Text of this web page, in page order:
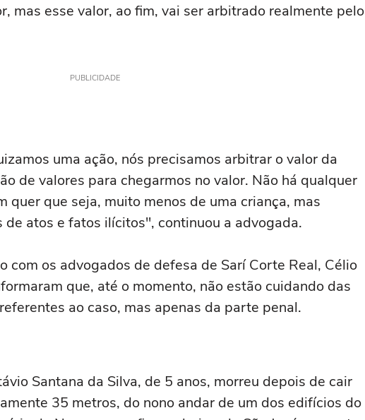
mas esse valor, ao fim, vai ser arbitrado realmente pelo
PUBLICIDADE
uma ação, nós precisamos arbitrar o valor da
de valores para chegarmos no valor. Não há qualquer
quer que seja, muito menos de uma criança, mas
atos e fatos ilícitos", continuou a advogada.
com os advogados de defesa de Sarí Corte Real, Célio
que, até o momento, não estão cuidando das
ao caso, mas apenas da parte penal.
Santana da Silva, de 5 anos, morreu depois de cair
35 metros, do nono andar de um dos edifícios do